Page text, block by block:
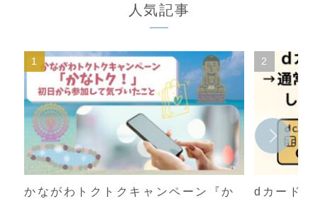
人気記事
かながわトクトクキャンペーン『か
dカード